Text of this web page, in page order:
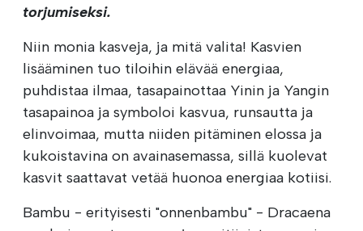
torjumiseksi.
Niin monia kasveja, ja mitä valita! Kasvien
lisääminen tuo tiloihin elävää energiaa,
puhdistaa ilmaa, tasapainottaa Yinin ja Yangin
tasapainoa ja symboloi kasvua, runsautta ja
elinvoimaa, mutta niiden pitäminen elossa ja
kukoistavina on avainasemassa, sillä kuolevat
kasvit saattavat vetää huonoa energiaa kotiisi.
Bambu - erityisesti "onnenbambu" - Dracaena